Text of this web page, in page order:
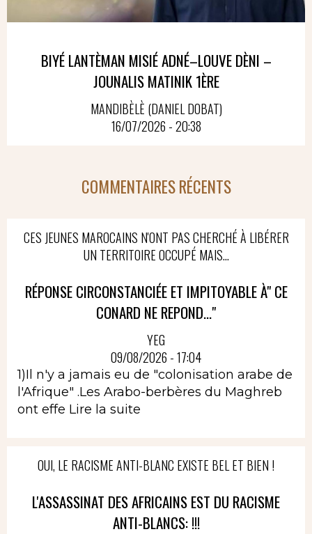
BIYÉ LANTÈMAN MISIÉ ADNÉ–LOUVE DÈNI –
JOUNALIS MATINIK 1ÈRE
MANDIBÈLÈ (DANIEL DOBAT)
16/07/2026 - 20:38
COMMENTAIRES RÉCENTS
CES JEUNES MAROCAINS N'ONT PAS CHERCHÉ À LIBÉRER
UN TERRITOIRE OCCUPÉ MAIS...
RÉPONSE CIRCONSTANCIÉE ET IMPITOYABLE À" CE
CONARD NE REPOND..."
YEG
09/08/2026 - 17:04
1)Il n'y a jamais eu de "colonisation arabe de
l'Afrique" .Les Arabo-berbères du Maghreb
ont effe Lire la suite
OUI, LE RACISME ANTI-BLANC EXISTE BEL ET BIEN !
L'ASSASSINAT DES AFRICAINS EST DU RACISME
ANTI-BLANCS: !!!